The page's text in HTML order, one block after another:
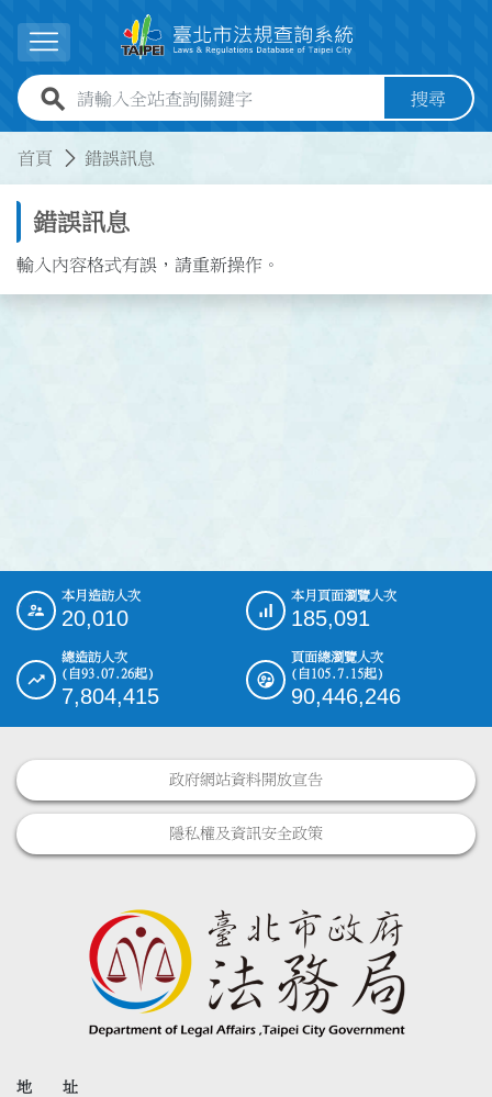
展開選單
全站查詢關鍵字欄位 搜尋
首頁 錯誤訊息
錯誤訊息
輸入內容格式有誤，請重新操作。
::: 本月造訪人次
20,010
本月頁面瀏覽人次
185,091
總造訪人次
(自93.07.26起)
7,804,415
頁面總瀏覽人次
(自105.7.15起)
90,446,246
政府網站資料開放宣告
隱私權及資訊安全政策
地 址